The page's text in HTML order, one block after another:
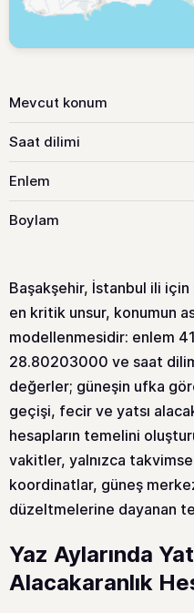
Mevcut konum
Saat dilimi
Enlem
Boylam
Başakşehir, İstanbul ili
en kritik unsur, konumun
modellenmesidir: enlem
28.80203000 ve saat
değerler; güneşin ufka
geçişi, fecir ve yatsı
hesapların temelini
vakitler, yalnızca
koordinatlar, güneş
düzeltmelerine dayanan
Yaz Aylarında
Alacakaranlık